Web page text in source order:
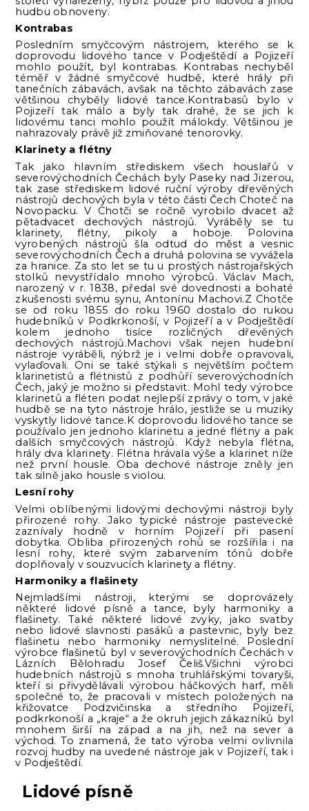
hudbu obnoveny.
Kontrabas
Posledním smyčcovým nástrojem, kterého se k
doprovodu lidového tance v Podještědí a Pojizeří
mohlo použít, byl kontrabas. Kontrabas nechyběl
téměř v žádné smyčcové hudbě, které hrály při
tanečních zábavách, avšak na těchto zábavách zase
většinou chyběly lidové tance.Kontrabasů bylo v
Pojizeří tak málo a byly tak drahé, že se jich k
lidovému tanci mohlo použít málokdy. Většinou je
nahrazovaly právě již zmiňované tenorovky.
Klarinety a flétny
Tak jako hlavním střediskem všech houslařů v
severovýchodních Čechách byly Paseky nad Jizerou,
tak zase střediskem lidové ruční výroby dřevěných
nástrojů dechových byla v této části Čech Choteč na
Novopacku. V Chotči se ročně vyrobilo dvacet až
pětadvacet dechových nástrojů. Vyráběly se tu
klarinety, flétny, pikoly a hoboje. Polovina
vyrobených nástrojů šla odtud do měst a vesnic
severovýchodních Čech a druhá polovina se vyvážela
za hranice. Za sto let se tu u prostých nástrojařských
stolků nevystřídalo mnoho výrobců. Václav Mach,
narozený v r. 1838, předal své dovednosti a bohaté
zkušenosti svému synu, Antonínu Machovi.Z Chotče
se od roku 1855 do roku 1960 dostalo do rukou
hudebníků v Podkrkonoší, v Pojizeří a v Podještědí
kolem jednoho tisíce rozličných dřevěných
dechových nástrojů.Machovi však nejen hudební
nástroje vyráběli, nýbrž je i velmi dobře opravovali,
vylaďovali. Oni se také stýkali s největším počtem
klarinetistů a flétnistů z podhůří severovýchodních
Čech, jaký je možno si představit. Mohl tedy výrobce
klarinetů a fléten podat nejlepší zprávy o tom, v jaké
hudbě se na tyto nástroje hrálo, jestliže se u muziky
vyskytly lidové tance.K doprovodu lidového tance se
používalo jen jednoho klarinetu a jedné flétny a pak
dalších smyčcových nástrojů. Když nebyla flétna,
hrály dva klarinety. Flétna hrávala výše a klarinet níže
než první housle. Oba dechové nástroje zněly jen
tak silně jako housle s violou.
Lesní rohy
Velmi oblíbenými lidovými dechovými nástroji byly
přirozené rohy. Jako typické nástroje pastevecké
zaznívaly hodně v horním Pojizeří při pasení
dobytka. Obliba přirozených rohů se rozšířila i na
lesní rohy, které svým zabarvením tónů dobře
doplňovaly v souzvucích klarinety a flétny.
Harmoniky a flašinety
Nejmladšími nástroji, kterými se doprovázely
některé lidové písně a tance, byly harmoniky a
flašinety. Také některé lidové zvyky, jako svatby
nebo lidové slavnosti pasáků a pastevnic, byly bez
flašinetu nebo harmoniky nemyslitelné. Poslední
výrobce flašinetů byl v severovýchodních Čechách v
Lázních Bělohradu Josef Čeliš.Všichni výrobci
hudebních nástrojů s mnoha truhlářskými tovaryši,
kteří si přivydělávali výrobou háčkových harf, měli
společné to, že pracovali v místech položených na
křižovatce Podzvičinska a středního Pojizeří,
podkrkonoší a „kraje“ a že okruh jejich zákazníků byl
mnohem širší na západ a na jih, než na sever a
východ. To znamená, že tato výroba velmi ovlivnila
rozvoj hudby na uvedené nástroje jak v Pojizeří, tak i
v Podještědí.
Lidové písně